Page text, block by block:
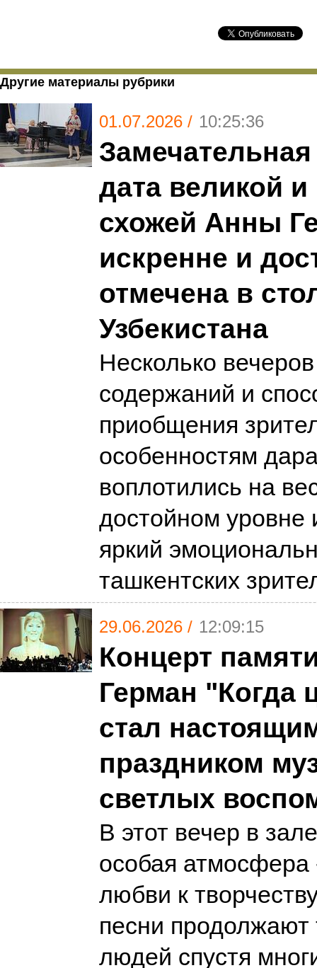
Другие материалы рубрики
01.07.2026 / 10:25:36
дата великой
схожей Анны
искренне и
отмечена в
Узбекистана
Несколько
содержаний и
приобщения
особенностям
воплотились на
достойном уровне
яркий
ташкентских
29.06.2026 / 12:09:15
Концерт
Герман "Когда
стал
праздником
светлых
В этот вечер в
особая
любви к
песни продолжают
людей спустя